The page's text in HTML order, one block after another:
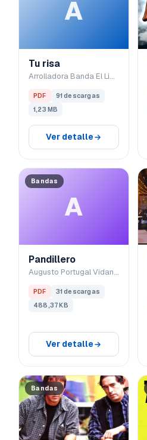
A
Tu risa
Arrolladora Banda El Limón
PDF
91 descargas
1,23 MB
Ver detalle
A
Bandas
Pandillero
Augusto Portugal Vidangos
PDF
31 descargas
488,37 KB
Ver detalle
Bandas